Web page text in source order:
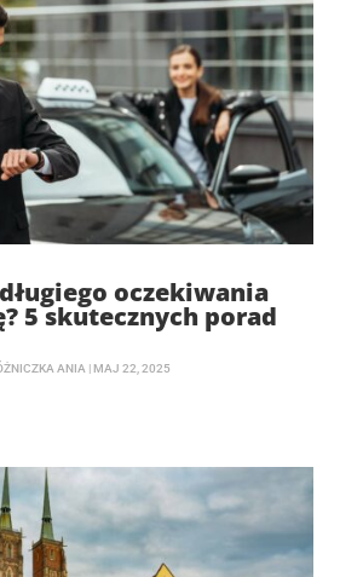
oczekiwania
5 skutecznych porad
ANIA | MAJ 22, 2025